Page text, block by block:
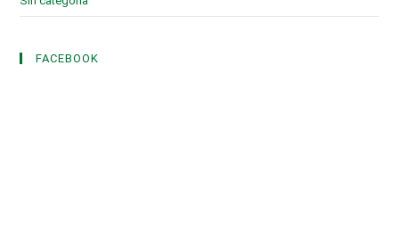
FACEBOOK